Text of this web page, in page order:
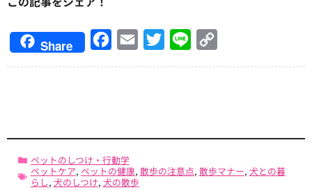
Share Facebook
Email TwitterLine
ペットのしつけ・行動学
ペットケア, ペットの健康, 散歩の注意点, 散歩マナー, 犬との暮
らし, 犬のしつけ, 犬の散歩